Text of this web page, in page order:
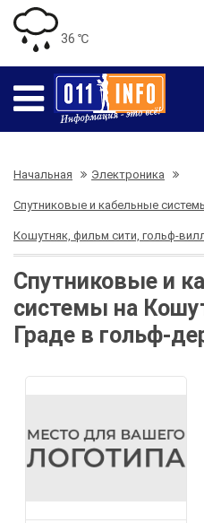
36 ℃
Начальная Электроника
Спутниковые и кабельные
Кошутняк, фильм сити, гольф-
Спутниковые и
системы на
Граде в гольф-